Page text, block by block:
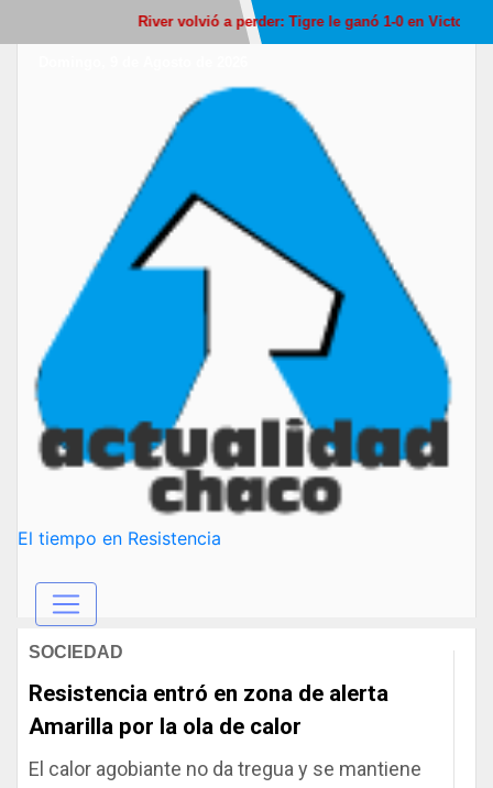
River volvió a perder: Tigre le ganó 1-0 en Victoria y
El tiempo en Resistencia
SOCIEDAD
Resistencia entró en zona de alerta
Amarilla por la ola de calor
El calor agobiante no da tregua y se mantiene